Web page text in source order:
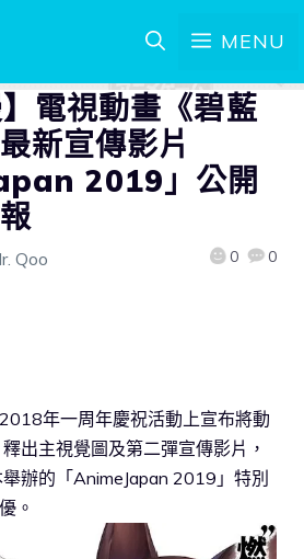
MENU
】電視動畫《碧藍
新宣傳影片
2019」公開
Qoo 0 0
年一周年慶祝活動上宣布將動
出主視覺圖及第二彈宣傳影片，
辦的「AnimeJapan 2019」特別
。